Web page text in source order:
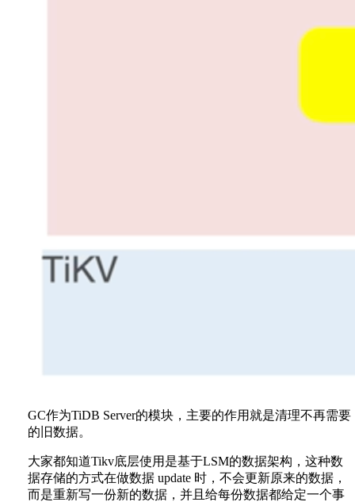
GC作为TiDB Server的模块，主要的作用就是清理不再需要
的旧数据。
大家都知道Tikv底层使用是基于LSM的数据架构，这种数
据存储的方式在做数据 update 时，不会更新原来的数据，
而是重新写一份新的数据，并且给每份数据都给定一个事